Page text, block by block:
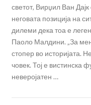
светот, Вирџил Ван Дајк
неговата позиција на
дилеми дека тоа е
Паоло Малдини. „За
стопер во историјата.
човек. Тој е вистинска
неверојатен …